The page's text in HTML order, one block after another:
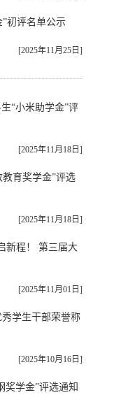
”初评名单公示
[2025年11月25日]
“小米助学金”评
[2025年11月18日]
育奖学金”评选
[2025年11月18日]
新程！ 第三届大
[2025年11月01日]
秀学生干部荣誉称
[2025年10月16日]
奖学金”评选通知